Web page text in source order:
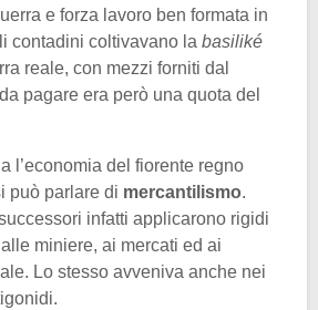
e forza lavoro ben formata in
contadini coltivavano la basiliké
reale, con mezzi forniti dal
pagare era però una quota del
l’economia del fiorente regno
può parlare di mercantilismo.
infatti applicarono rigidi
miniere, ai mercati ed ai
Lo stesso avveniva anche nei